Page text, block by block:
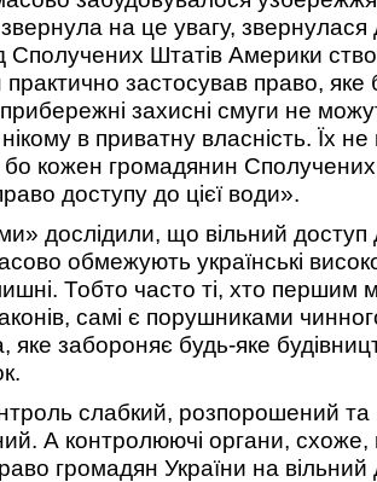
на це увагу, звернулася
Сполучених Штатів Америки
практично застосував право, яке
захисні смуги не
в приватну власність. Їх
бо кожен громадянин
доступу до цієї води».
дослідили, що вільний доступ
обмежують українські
Тобто часто ті, хто першим
самі є порушниками
яке забороняє будь-яке
слабкий, розпорошений та
А контролюючі органи, схоже,
громадян України на вільний